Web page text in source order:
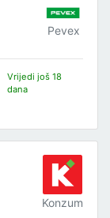
Pevex
Vrijedi još 18
dana
Konzum